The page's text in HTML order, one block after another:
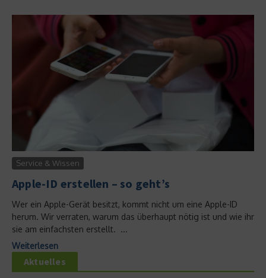
Service & Wissen
Apple-ID erstellen – so geht’s
Wer ein Apple-Gerät besitzt, kommt nicht um eine Apple-ID
herum. Wir verraten, warum das überhaupt nötig ist und wie ihr
sie am einfachsten erstellt. ...
Weiterlesen
Aktuelles